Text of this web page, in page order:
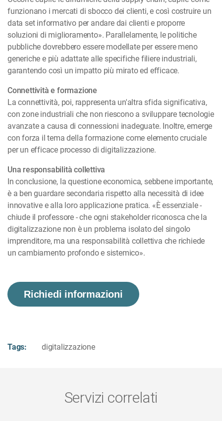
funzionano i mercati di sbocco dei clienti, e così costruire un
data set informativo per andare dai clienti e proporre
soluzioni di miglioramento». Parallelamente, le politiche
pubbliche dovrebbero essere modellate per essere meno
generiche e più adattate alle specifiche filiere industriali,
garantendo così un impatto più mirato ed efficace.
Connettività e formazione
La connettività, poi, rappresenta un'altra sfida significativa,
con zone industriali che non riescono a sviluppare tecnologie
avanzate a causa di connessioni inadeguate. Inoltre, emerge
con forza il tema della formazione come elemento cruciale
per un efficace processo di digitalizzazione.
Una responsabilità collettiva
In conclusione, la questione economica, sebbene importante,
è a ben guardare secondaria rispetto alla necessità di idee
innovative e alla loro applicazione pratica. «È essenziale -
chiude il professore - che ogni stakeholder riconosca che la
digitalizzazione non è un problema isolato del singolo
imprenditore, ma una responsabilità collettiva che richiede
un cambiamento profondo e sistemico».
Richiedi informazioni
Tags: digitalizzazione
Servizi correlati